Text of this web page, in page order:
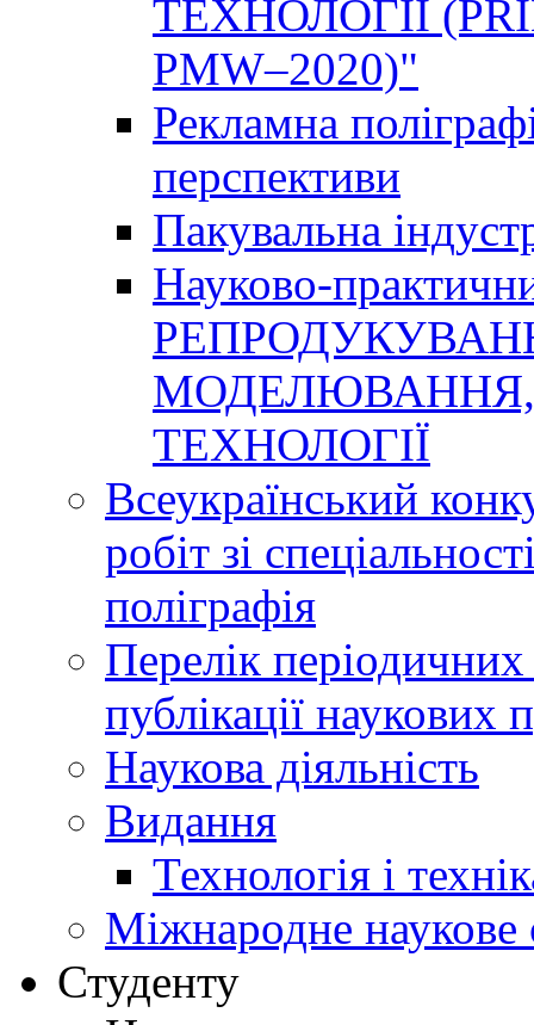
ТЕХНОЛОГІЇ
PMW–2020)"
Рекламна
перспективи
Пакувальна
Науково-
МОДЕЛЮВАННЯ,
ТЕХНОЛОГІЇ
Всеукраїнський
робіт зі
поліграфія
Перелік
публікації наукових
Наукова діяльність
Видання
Технологія і
Міжнародне наукове
Студенту